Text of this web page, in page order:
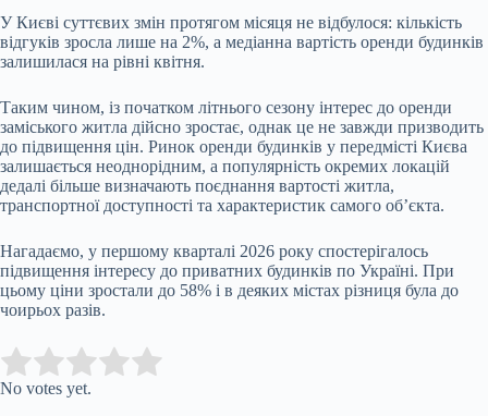
У Києві суттєвих змін протягом місяця не відбулося: кількість
відгуків зросла лише на 2%, а медіанна вартість оренди будинків
залишилася на рівні квітня.
Таким чином, із початком літнього сезону інтерес до оренди
заміського житла дійсно зростає, однак це не завжди призводить
до підвищення цін. Ринок оренди будинків у передмісті Києва
залишається неоднорідним, а популярність окремих локацій
дедалі більше визначають поєднання вартості житла,
транспортної доступності та характеристик самого об’єкта.
Нагадаємо, у першому кварталі 2026 року спостерігалось
підвищення інтересу до приватних будинків по Україні. При
цьому ціни зростали до 58% і в деяких містах різниця була до
чоирьох разів.
Rate this item:
No votes yet.